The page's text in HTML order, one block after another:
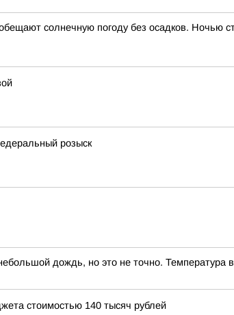
солнечную погоду без осадков. Ночью
розыск
дождь, но это не точно. Температура
стоимостью 140 тысяч рублей